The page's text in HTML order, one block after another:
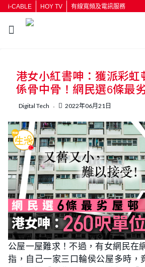
i-CABLE HOY TV 有線寬頻及電訊服務
按輸入鍵開始搜尋
港女小紅書呻：獲派彩虹
係骨中骨！網民選6條最
Digital Tech 2022年06月21日
公屋一屋難求！不過，有女網民在
指，自己一家三口輪侯公屋多時，